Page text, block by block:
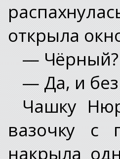
открыла
— Чёрный?
— Да, и без
Чашку
вазочку с
накрыла